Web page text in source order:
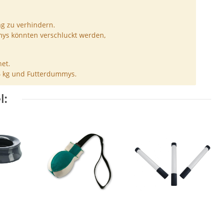
zu verhindern.
könnten verschluckt werden,
kg und Futterdummys.